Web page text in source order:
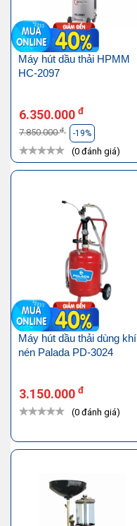
Máy hút dầu thải HPMM
HC-2097
6.350.000 đ
7.850.000đ -19%
(0 đánh giá)
Máy hút dầu thải dùng khí
nén Palada PD-3024
3.150.000 đ
(0 đánh giá)